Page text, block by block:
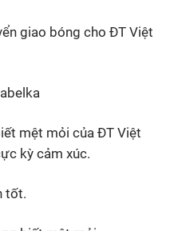
giao bóng cho ĐT Việt
mệt mỏi của ĐT Việt
kỳ cảm xúc.
tốt.